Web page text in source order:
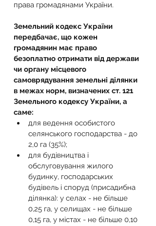
права громадянами України.
Земельний кодекс України
передбачає, що кожен
громадянин має право
безоплатно отримати від держави
чи органу місцевого
самоврядування земельні ділянки
в межах норм, визначених ст. 121
Земельного кодексу України, а
саме:
для ведення особистого
селянського господарства - до
2,0 га (35%);
для будівництва і
обслуговування жилого
будинку, господарських
будівель і споруд (присадибна
ділянка): у селах - не більше
0,25 га, у селищах - не більше
0,15 га, у містах - не більше 0,10